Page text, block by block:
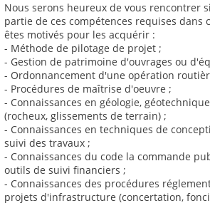
Nous serons heureux de vous rencontrer
partie de ces compétences requises dans
êtes motivés pour les acquérir :
- Méthode de pilotage de projet ;
- Gestion de patrimoine d'ouvrages ou
- Ordonnancement d'une opération
- Procédures de maîtrise d'oeuvre ;
- Connaissances en géologie,
(rocheux, glissements de terrain) ;
- Connaissances en techniques de
suivi des travaux ;
- Connaissances du code la commande
outils de suivi financiers ;
- Connaissances des procédures
projets d'infrastructure (concertation,